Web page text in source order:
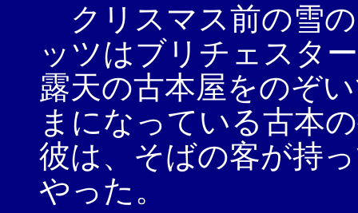
クリスマス前の雪
ッツはブリチェスタ
露天の古本屋をのぞ
まになっている古本
彼は、そばの客が持
やった。